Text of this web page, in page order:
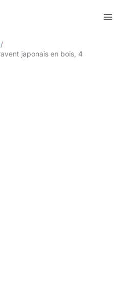
japonais en bois, 4